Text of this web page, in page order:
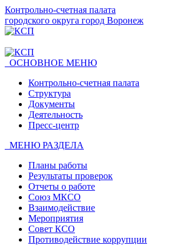
Контрольно-счетная палата
городского округа город Воронеж
ОСНОВНОЕ МЕНЮ
Контрольно-счетная палата
Структура
Документы
Деятельность
Пресс-центр
МЕНЮ РАЗДЕЛА
Планы работы
Результаты проверок
Отчеты о работе
Союз МКСО
Взаимодействие
Мероприятия
Совет КСО
Противодействие коррупции